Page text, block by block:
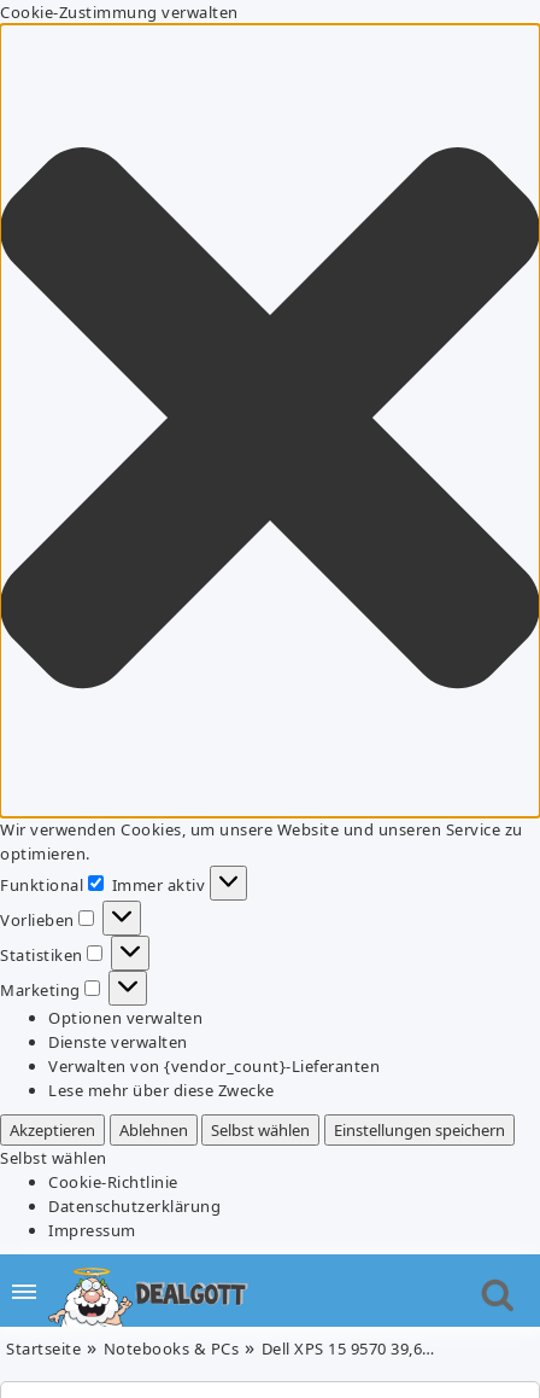
Cookie-Zustimmung verwalten
Wir verwenden Cookies, um unsere Website und unseren Service zu
optimieren.
Funktional
Funktional
Immer aktiv
Vorlieben
Vorlieben
Statistiken
Statistiken
Marketing
Marketing
Optionen verwalten
Dienste verwalten
Verwalten von {vendor_count}-Lieferanten
Lese mehr über diese Zwecke
Akzeptieren
Ablehnen Selbst wählen
Einstellungen speichern
Selbst wählen
Cookie-Richtlinie
Datenschutzerklärung
Impressum
Startseite Notebooks & PCs Dell XPS 15 9570 39,6 cm (15,6″) Notebook Intel Core i7-8750 H, 8GB DDR, 256GB SSD, GeForce GTX 1050 für 1.099€ (VG: 1.394,65€)